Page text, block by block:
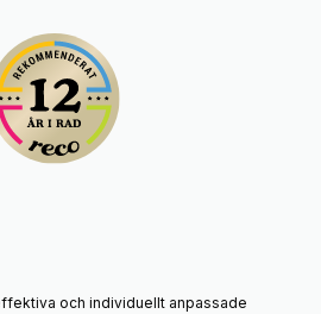
och individuellt anpassade